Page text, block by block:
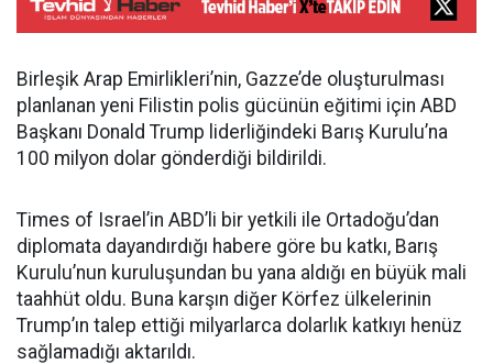
Birleşik Arap Emirlikleri’nin, Gazze’de oluşturulması
planlanan yeni Filistin polis gücünün eğitimi için ABD
Başkanı Donald Trump liderliğindeki Barış Kurulu’na
100 milyon dolar gönderdiği bildirildi.
Times of Israel’in ABD’li bir yetkili ile Ortadoğu’dan
diplomata dayandırdığı habere göre bu katkı, Barış
Kurulu’nun kuruluşundan bu yana aldığı en büyük mali
taahhüt oldu. Buna karşın diğer Körfez ülkelerinin
Trump’ın talep ettiği milyarlarca dolarlık katkıyı henüz
sağlamadığı aktarıldı.